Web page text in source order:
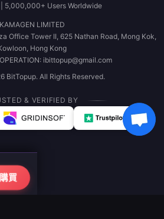
買
5,000,000+ Users Worldwide
KAMAGEN LIMITED
Office Tower II, 625 Nathan Road, Mong Kok,
Hong Kong
ibittopup@gmail.com
BitTopup. All Rights Reserved.
& VERIFIED BY